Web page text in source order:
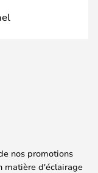
nos promotions
matière d'éclairage